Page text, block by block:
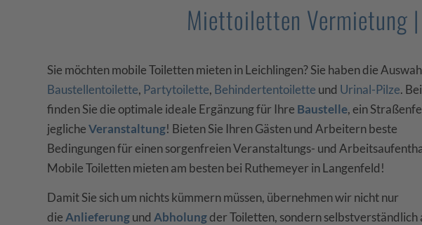
Miettoiletten Vermietung
Sie möchten mobile Toiletten mieten in Leichlingen? Sie haben die
Baustellentoilette, Partytoilette, Behindertentoilette und Urinal-Pilze.
finden Sie die optimale ideale Ergänzung für Ihre Baustelle, ein
jeglicheVeranstaltung! Bieten Sie Ihren Gästen und Arbeitern beste
Bedingungen für einen sorgenfreien Veranstaltungs- und
Mobile Toiletten mieten am besten bei Ruthemeyer in Langenfeld!
Damit Sie sich um nichts kümmern müssen, übernehmen wir nicht nur
dieAnlieferungund Abholungder Toiletten, sondern selbstverständlich